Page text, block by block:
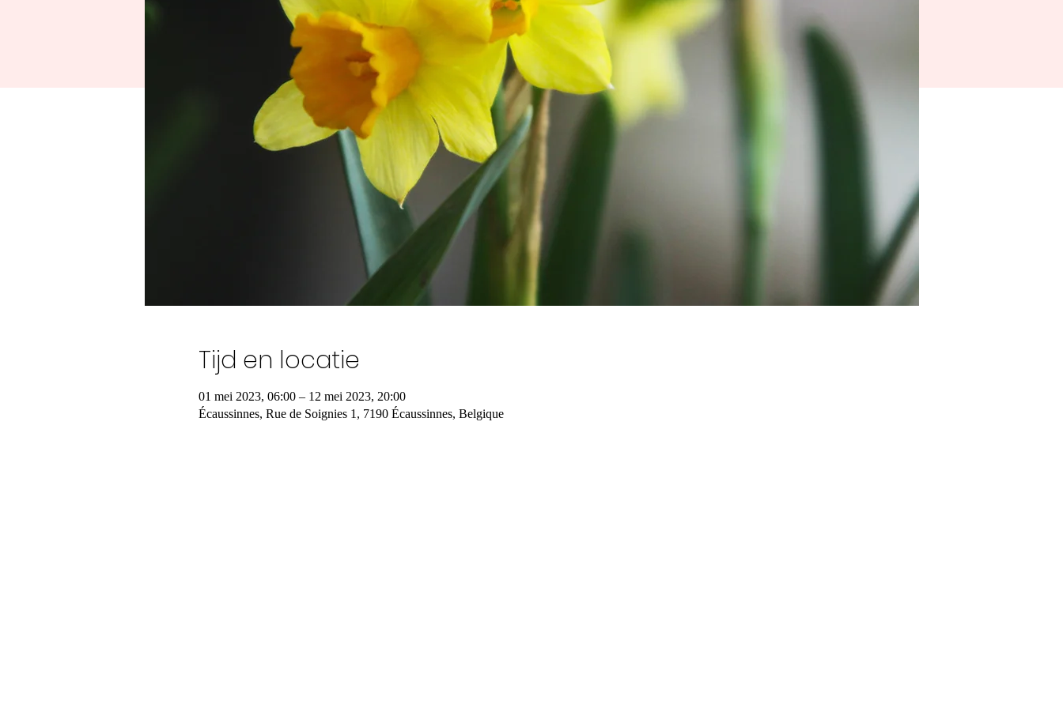
Tijd en locatie
01 mei 2023, 06:00 – 12 mei 2023, 20:00
Écaussinnes, Rue de Soignies 1, 7190 Écaussinnes, Belgique